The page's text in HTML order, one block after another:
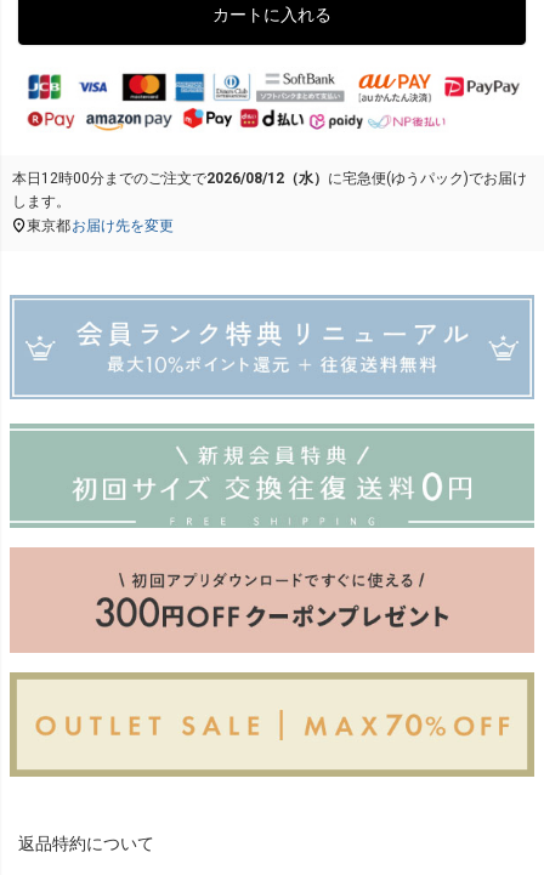
カートに入れる
本日 12時00分までのご注文で2026/08/12（水） に宅急便(ゆうパック)でお届け
します。
東京都お届け先を変更
返品特約について